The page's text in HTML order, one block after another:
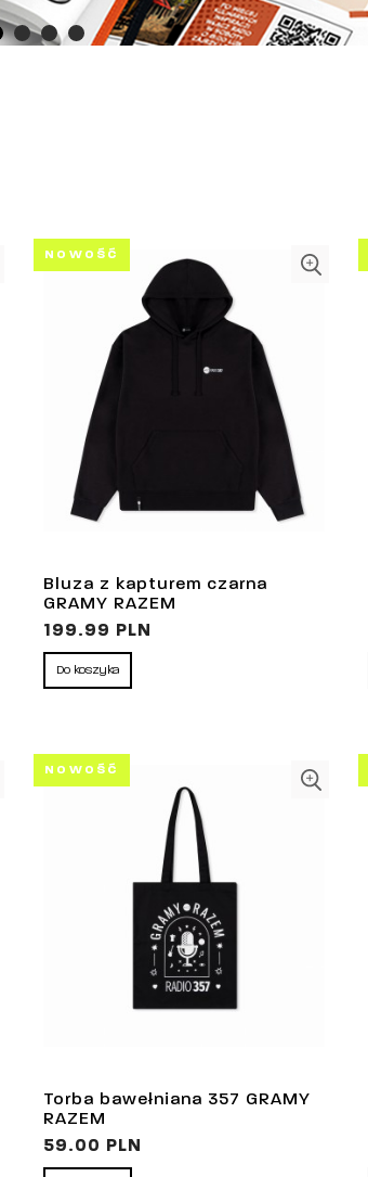
Bluza z kapturem czarna
GRAMY RAZEM
199.99 PLN
Do koszyka
NOWOŚĆ
Torba bawełniana 357 GRAMY
RAZEM
59.00 PLN
NOWOŚĆ